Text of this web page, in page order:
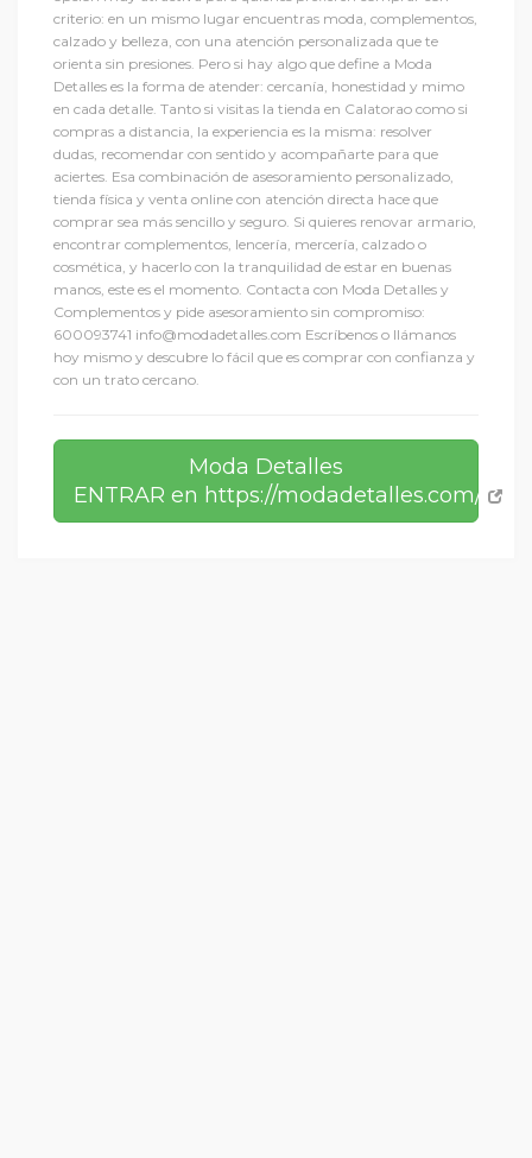
criterio: en un mismo lugar encuentras moda, complementos,
calzado y belleza, con una atención personalizada que te
orienta sin presiones. Pero si hay algo que define a Moda
Detalles es la forma de atender: cercanía, honestidad y mimo
en cada detalle. Tanto si visitas la tienda en Calatorao como si
compras a distancia, la experiencia es la misma: resolver
dudas, recomendar con sentido y acompañarte para que
aciertes. Esa combinación de asesoramiento personalizado,
tienda física y venta online con atención directa hace que
comprar sea más sencillo y seguro. Si quieres renovar armario,
encontrar complementos, lencería, mercería, calzado o
cosmética, y hacerlo con la tranquilidad de estar en buenas
manos, este es el momento. Contacta con Moda Detalles y
Complementos y pide asesoramiento sin compromiso:
600093741 info@modadetalles.com Escríbenos o llámanos
hoy mismo y descubre lo fácil que es comprar con confianza y
con un trato cercano.
Moda Detalles
ENTRAR en https://modadetalles.com/